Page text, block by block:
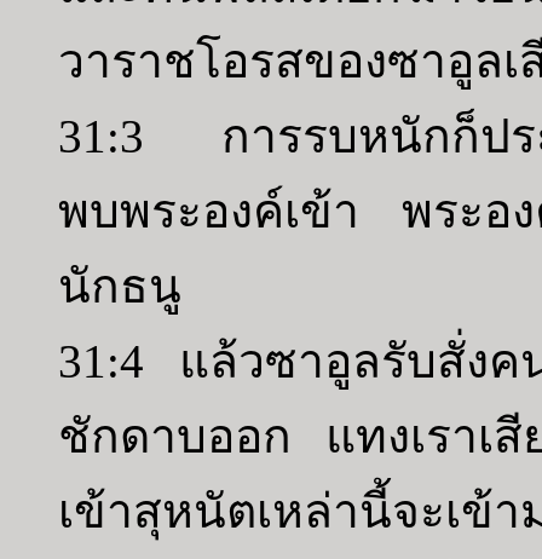
วาราชโอรสของซาอูลเ
31:3 การรบหนักก็ป
พบพระองค์เข้า พระอ
นักธนู
31:4 แล้วซาอูลรับสั่งค
ชักดาบออก แทงเราเ
เข้าสุหนัตเหล่านี้จะเข้